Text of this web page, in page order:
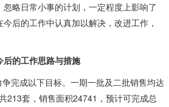
略日常小事的计划，一定程度上影响了
后的工作中认真加以解决，改进工作，
的工作思路与措施
成以下目标。一期一批及二批销售均达
213套，销售面积24741，预计可完成总